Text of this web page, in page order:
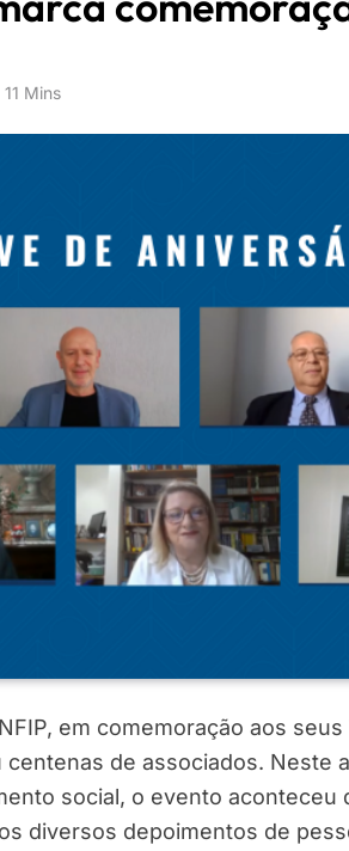
11 Mins
em comemoração aos
de associados. Neste
social, o evento aconteceu
diversos depoimentos de